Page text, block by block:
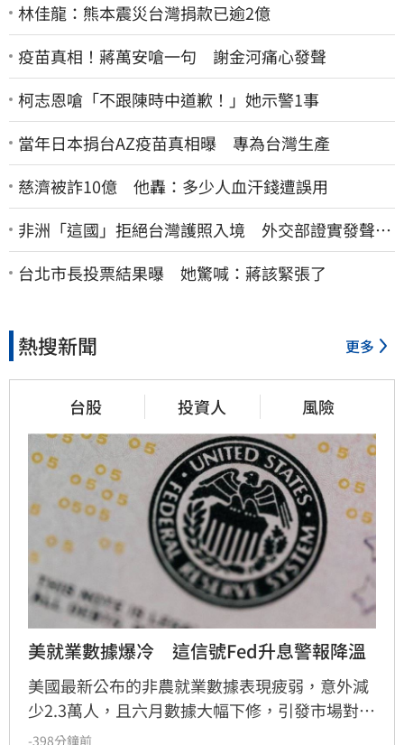
林佳龍：熊本震災台灣捐款已逾2億
疫苗真相！蔣萬安嗆一句 謝金河痛心發聲
柯志恩嗆「不跟陳時中道歉！」她示警1事
當年日本捐台AZ疫苗真相曝 專為台灣生產
慈濟被詐10億 他轟：多少人血汗錢遭誤用
非洲「這國」拒絕台灣護照入境 外交部證實發聲
了：持續交涉聯繫
台北市長投票結果曝 她驚喊：蔣該緊張了
熱搜新聞 更多
台股 投資人 風險
美就業數據爆冷　這信號Fed升息警報降溫
美國最新公布的非農就業數據表現疲弱，意外減
少2.3萬人，且六月數據大幅下修，引發市場對聯
準會九月升息預期降溫。經濟學家預測，美國核
-398分鐘前